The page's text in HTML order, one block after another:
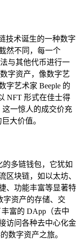
技术诞生的一种数字
然不同，每一个
与其他代币进行一
字资产，像数字艺
字艺术家 Beeple 的
NFT 形式在佳士得
这一惊人的成交价充
大价值。
的多链钱包，它犹如
区块链，如以太坊、
、功能丰富等显著特
字资产的存储、交
富的 DApp（去中
访问各种去中心化金
数字资产之旅。